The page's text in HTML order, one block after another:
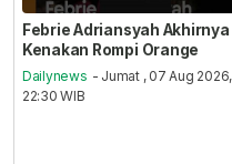
Febrie Adriansyah Akhirnya
Kenakan Rompi Orange
Dailynews - Jumat , 07 Aug 2026,
22:30 WIB